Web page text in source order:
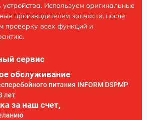
устройства. Используем оригинальные
производителем запчасти, после
проверку всех функций и
сервис
обслуживание
питания INFORM DSPMP
лет
за наш счет,